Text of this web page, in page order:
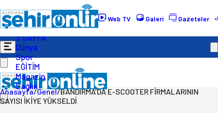
Web TV Galeri Gazeteler
Gündem
Ekonomi
Politika
3.SAYFA
Dünya
Spor
EĞİTİM
Magazin
Sağlık
Anasayfa/Genel/BANDIRMA’DA E-SCOOTER FİRMALARININ
SAYISI İKİYE YÜKSELDİ